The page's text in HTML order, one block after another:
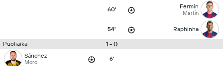
60' Fermín
Martín
54' Raphinha
Puoliaika 1 - 0
Sánchez
Moro 6'